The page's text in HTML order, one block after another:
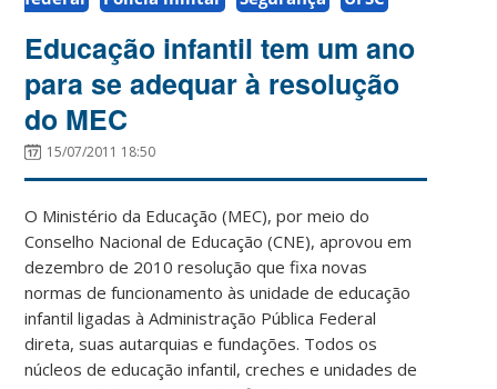
Educação infantil tem um ano
para se adequar à resolução
do MEC
15/07/2011 18:50
O Ministério da Educação (MEC), por meio do
Conselho Nacional de Educação (CNE), aprovou em
dezembro de 2010 resolução que fixa novas
normas de funcionamento às unidade de educação
infantil ligadas à Administração Pública Federal
direta, suas autarquias e fundações. Todos os
núcleos de educação infantil, creches e unidades de